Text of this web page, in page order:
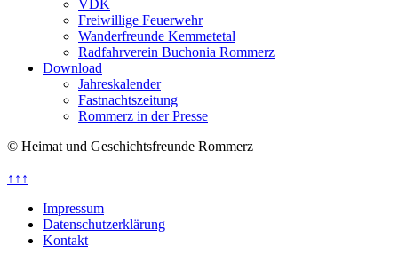
VDK
Freiwillige Feuerwehr
Wanderfreunde Kemmetetal
Radfahrverein Buchonia Rommerz
Download
Jahreskalender
Fastnachtszeitung
Rommerz in der Presse
© Heimat und Geschichtsfreunde Rommerz
↑↑↑
Impressum
Datenschutzerklärung
Kontakt